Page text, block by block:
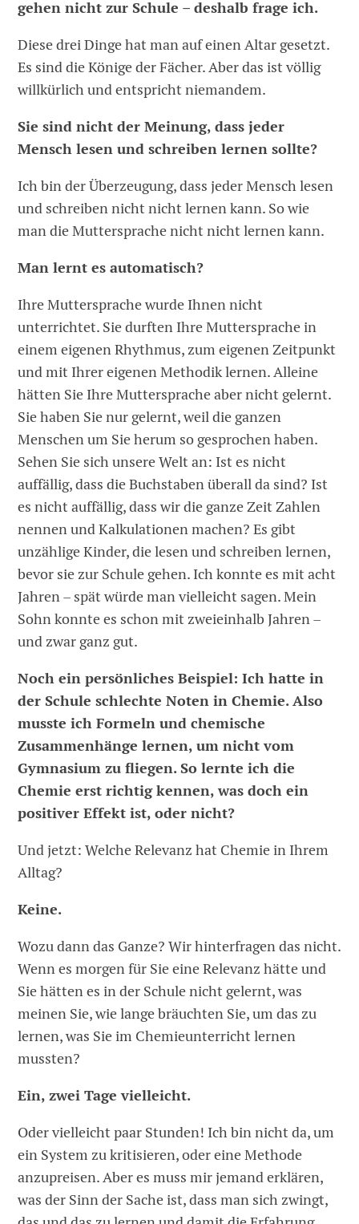
gehen nicht zur Schule – deshalb frage ich.
Diese drei Dinge hat man auf einen Altar gesetzt.
Es sind die Könige der Fächer. Aber das ist völlig
willkürlich und entspricht niemandem.
Sie sind nicht der Meinung, dass jeder
Mensch lesen und schreiben lernen sollte?
Ich bin der Überzeugung, dass jeder Mensch lesen
und schreiben nicht nicht lernen kann. So wie
man die Muttersprache nicht nicht lernen kann.
Man lernt es automatisch?
Ihre Muttersprache wurde Ihnen nicht
unterrichtet. Sie durften Ihre Muttersprache in
einem eigenen Rhythmus, zum eigenen Zeitpunkt
und mit Ihrer eigenen Methodik lernen. Alleine
hätten Sie Ihre Muttersprache aber nicht gelernt.
Sie haben Sie nur gelernt, weil die ganzen
Menschen um Sie herum so gesprochen haben.
Sehen Sie sich unsere Welt an: Ist es nicht
auffällig, dass die Buchstaben überall da sind? Ist
es nicht auffällig, dass wir die ganze Zeit Zahlen
nennen und Kalkulationen machen? Es gibt
unzählige Kinder, die lesen und schreiben lernen,
bevor sie zur Schule gehen. Ich konnte es mit acht
Jahren – spät würde man vielleicht sagen. Mein
Sohn konnte es schon mit zweieinhalb Jahren –
und zwar ganz gut.
Noch ein persönliches Beispiel: Ich hatte in
der Schule schlechte Noten in Chemie. Also
musste ich Formeln und chemische
Zusammenhänge lernen, um nicht vom
Gymnasium zu fliegen. So lernte ich die
Chemie erst richtig kennen, was doch ein
positiver Effekt ist, oder nicht?
Und jetzt: Welche Relevanz hat Chemie in Ihrem
Alltag?
Keine.
Wozu dann das Ganze? Wir hinterfragen das nicht.
Wenn es morgen für Sie eine Relevanz hätte und
Sie hätten es in der Schule nicht gelernt, was
meinen Sie, wie lange bräuchten Sie, um das zu
lernen, was Sie im Chemieunterricht lernen
mussten?
Ein, zwei Tage vielleicht.
Oder vielleicht paar Stunden! Ich bin nicht da, um
ein System zu kritisieren, oder eine Methode
anzupreisen. Aber es muss mir jemand erklären,
was der Sinn der Sache ist, dass man sich zwingt,